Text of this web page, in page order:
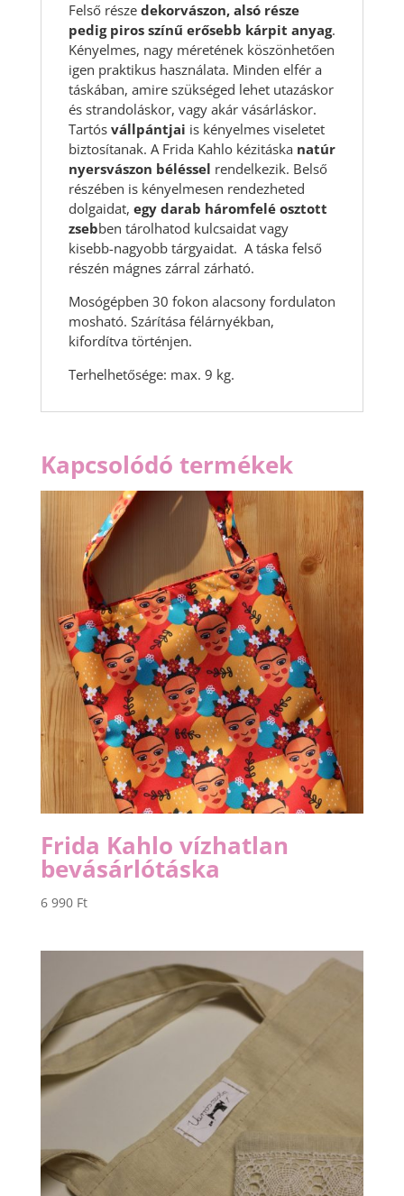
Felső részedekorvászon, alsó része
pedig piros színű erősebb kárpit anyag.
Kényelmes, nagy méretének köszönhetően
igen praktikus használata. Minden elfér a
táskában, amire szükséged lehet utazáskor
és strandoláskor, vagy akár vásárláskor.
Tartós vállpántjai is kényelmes viseletet
biztosítanak. A Frida Kahlo kézitáska natúr
nyersvászon béléssel rendelkezik. Belső
részében is kényelmesen rendezheted
dolgaidat, egy darab háromfelé osztott
zsebben tárolhatod kulcsaidat vagy
kisebb-nagyobb tárgyaidat. A táska felső
részén mágnes zárral zárható.
Mosógépben 30 fokon alacsony fordulaton
mosható. Szárítása félárnyékban,
kifordítva történjen.
Terhelhetősége: max. 9 kg.
Kapcsolódó termékek
Frida Kahlo vízhatlan
bevásárlótáska
6 990 Ft